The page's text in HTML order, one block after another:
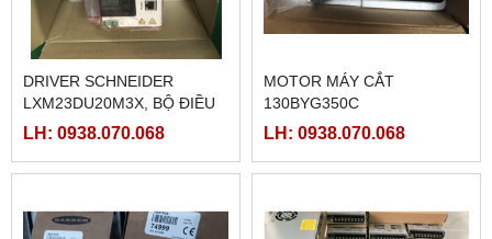
DRIVER SCHNEIDER
LXM23DU20M3X, BỘ ĐIỀU
KHIỂN SERVO
LH: 0938.070.068
MOTOR MÁY CẮT
130BYG350C
LH: 0938.070.068